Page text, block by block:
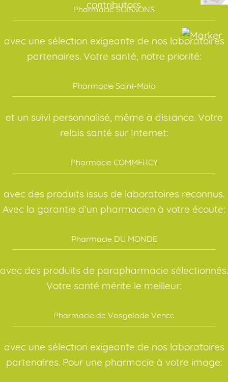
contributors
Pharmacie SOISSONS
avec une sélection exigeante de nos laboratoires
partenaires. Votre santé, notre priorité:
Pharmacie Saint-Malo
et un suivi personnalisé, même à distance. Votre
relais santé sur Internet:
Pharmacie COMMERCY
avec des produits issus de laboratoires reconnus.
Avec la garantie d’un pharmacien à votre écoute:
Pharmacie DU MONDE
avec des produits de parapharmacie sélectionnés.
Votre santé mérite le meilleur:
Pharmacie de Vosgelade Vence
avec une sélection exigeante de nos laboratoires
partenaires. Pour une pharmacie à votre image: